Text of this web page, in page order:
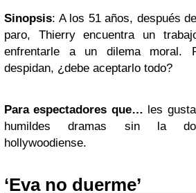
Sinopsis: A los 51 años, después
paro, Thierry encuentra un
enfrentarle a un dilema moral.
despidan, ¿debe aceptarlo todo?
Para espectadores que… les
humildes dramas sin la
hollywoodiense.
‘Eva no duerme’